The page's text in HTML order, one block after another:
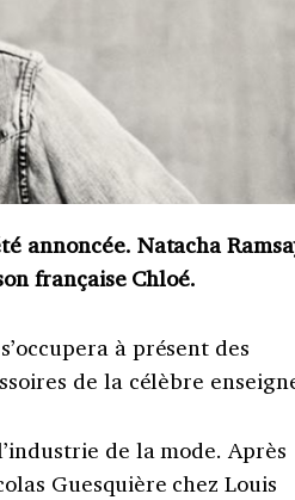
annoncée. Natacha
française Chloé.
à présent des
de la célèbre
de la mode. Après
Guesquière chez Louis